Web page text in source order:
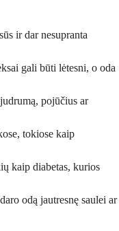
ir dar nesupranta
gali būti lėtesni, o oda
pojūčius ar
tokiose kaip
kaip diabetas, kurios
odą jautresnę saulei ar